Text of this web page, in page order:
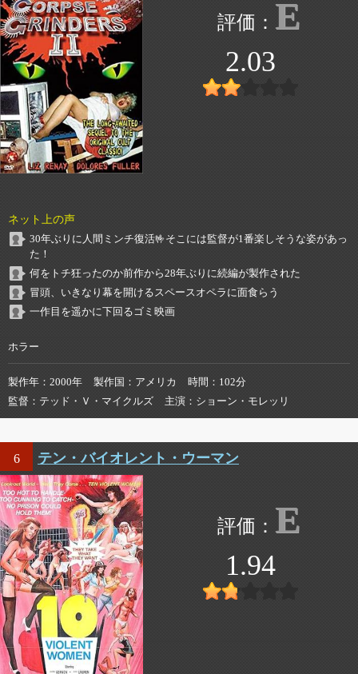
E
2.03
ネット上の声
30年ぶりに人間ミンチ復活🤟そこには監督が1番楽しそうな姿があっ
た！
何をトチ狂ったのか前作から28年ぶりに続編が製作された
冒頭、いきなり幕を開けるスペースオペラに面食らう
一作目を遥かに下回るゴミ映画
ホラー
製作年 2000年 製作国 アメリカ 時間
102分
監督
テッド・Ｖ・マイクルズ 主演 ショーン・モレッリ
6 テン・バイオレント・ウーマン
E
1.94